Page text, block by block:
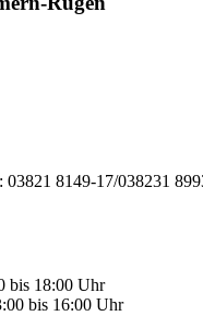
8149-17/038231
bis 18:00 Uhr
bis 16:00 Uhr